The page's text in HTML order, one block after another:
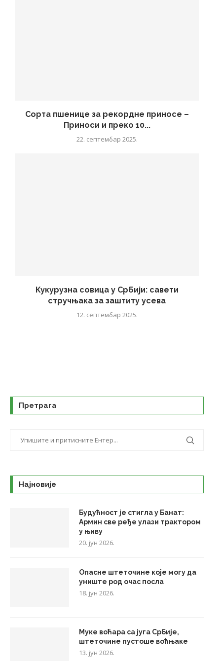
Сорта пшенице за рекордне приносе –
Приноси и преко 10...
22. септембар 2025.
Кукурузна совица у Србији: савети
стручњака за заштиту усева
12. септембар 2025.
Претрага
Најновије
Будућност је стигла у Банат:
Армин све ређе улази трактором
у њиву
20. јун 2026.
Опасне штеточине које могу да
униште род очас посла
18. јун 2026.
Муке воћара са југа Србије,
штеточине пустоше воћњаке
13. јун 2026.